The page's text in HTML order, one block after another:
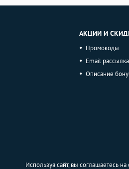
АКЦИИ И
Промокоды
Email рассылка
Описание
Используя сайт, вы соглашаетесь